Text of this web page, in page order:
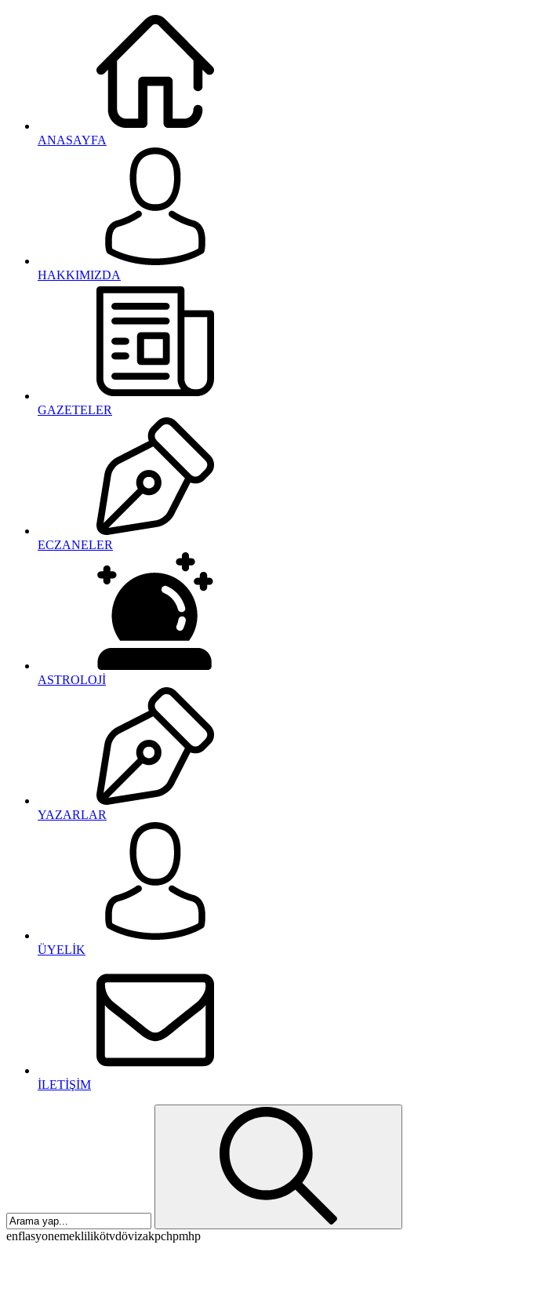
ANASAYFA
HAKKIMIZDA
GAZETELER
ECZANELER
ASTROLOJİ
YAZARLAR
ÜYELİK
İLETİŞİM
enflasyonemeklilikötvdövizakpchpmhp